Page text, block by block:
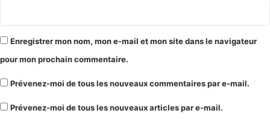
Enregistrer mon nom, mon e-mail et mon site dans le navigateur
pour mon prochain commentaire.
Prévenez-moi de tous les nouveaux commentaires par e-mail.
Prévenez-moi de tous les nouveaux articles par e-mail.